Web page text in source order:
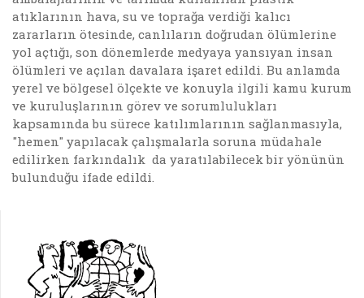
atıklarının hava, su ve toprağa verdiği kalıcı
zararların ötesinde, canlıların doğrudan ölümlerine
yol açtığı, son dönemlerde medyaya yansıyan insan
ölümleri ve açılan davalara işaret edildi. Bu anlamda
yerel ve bölgesel ölçekte ve konuyla ilgili kamu kurum
ve kuruluşlarının görev ve sorumlulukları
kapsamında bu sürece katılımlarının sağlanmasıyla,
"hemen" yapılacak çalışmalarla soruna müdahale
edilirken farkındalık da yaratılabilecek bir yönünün
bulunduğu ifade edildi.